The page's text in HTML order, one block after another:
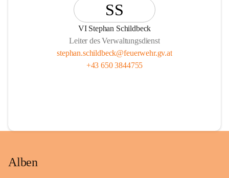
SS
VI Stephan Schildbeck
Leiter des Verwaltungsdienst
stephan.schildbeck@feuerwehr.gv.at
+43 650 3844755
Alben